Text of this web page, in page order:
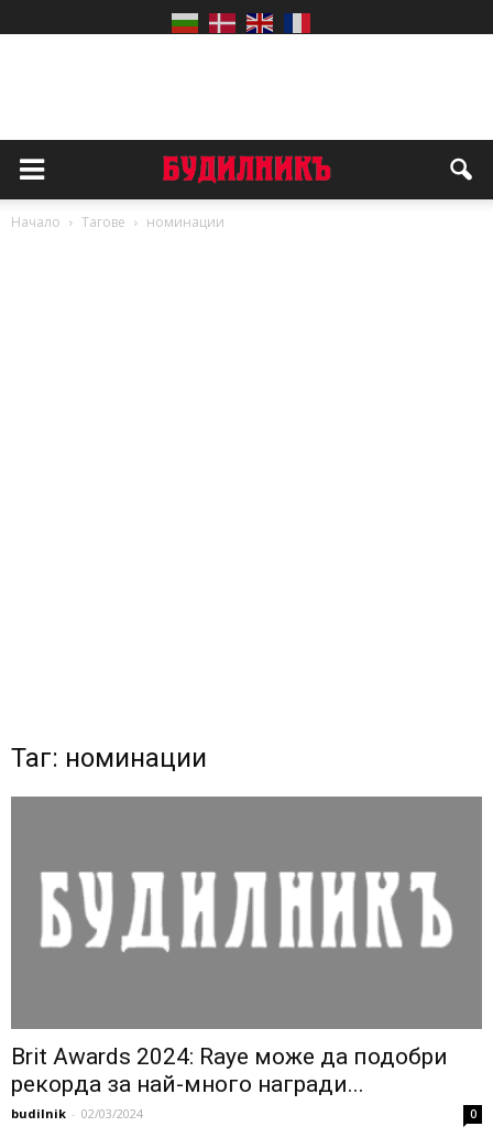
Начало Тагове номинации
Таг: номинации
Brit Awards 2024: Raye може да подобри
рекорда за най-много награди...
budilnik - 02/03/2024 0